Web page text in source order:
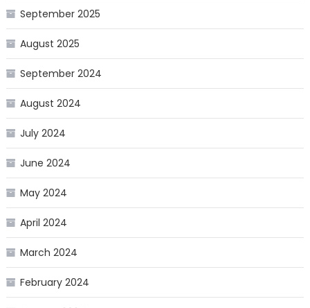
September 2025
August 2025
September 2024
August 2024
July 2024
June 2024
May 2024
April 2024
March 2024
February 2024